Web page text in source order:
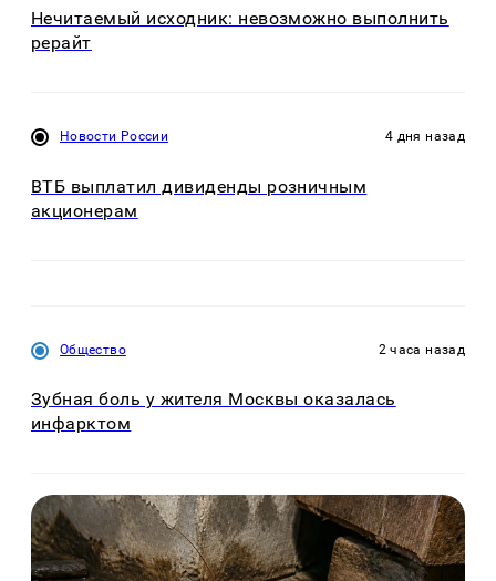
Нечитаемый исходник: невозможно выполнить
рерайт
Новости России 4 дня назад
ВТБ выплатил дивиденды розничным
акционерам
Общество 2 часа назад
Зубная боль у жителя Москвы оказалась
инфарктом